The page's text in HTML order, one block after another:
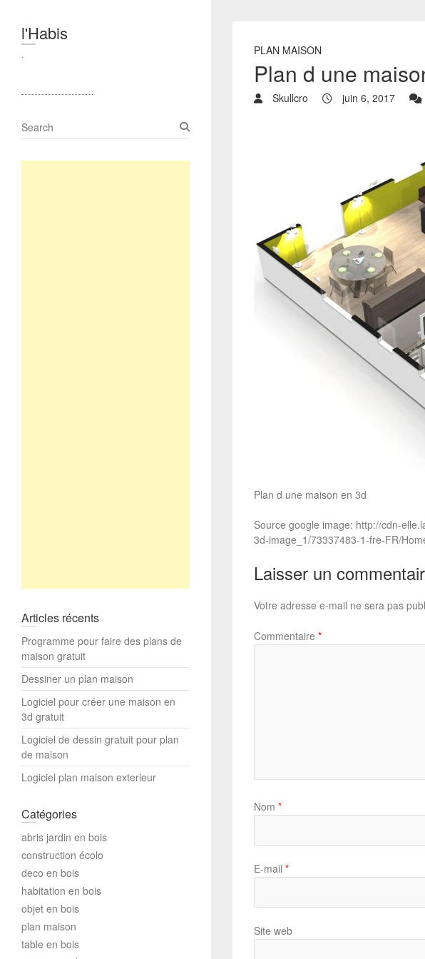
l'Habis
. PLAN MAISON
Plan d une
Skullcro juin 6, 2017
Plan d une maison en 3d
Source google image: http://cdn-
3d-image_1/73337483-1-fre-FR/
Laisser un
Votre adresse e-mail ne sera pas
Commentaire *
Nom *
E-mail *
Site web
S
e
Articles récents
Programme pour faire des plans de
maison gratuit
Dessiner un plan maison
Logiciel pour créer une maison en
3d gratuit
Logiciel de dessin gratuit pour plan
de maison
Logiciel plan maison exterieur
Catégories
abris jardin en bois
construction écolo
deco en bois
habitation en bois
objet en bois
plan maison
table en bois